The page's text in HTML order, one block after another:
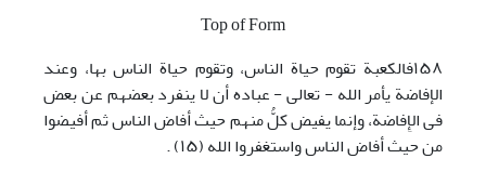
Top of Form
١۵٨فالکعبة تقوم حیاة الناس، وتقوم حیاة الناس بها، وعند
الإفاضة یأمر الله - تعالی - عباده أن لا ینفرد بعضهم عن بعض
فی الإِفاضة، وإنما یفیض کلُّ منهم حیث أفاض الناس ثم أفیضوا
من حیث أفاض الناس واستغفروا الله (١۵) .